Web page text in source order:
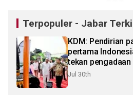
Terpopuler - Jabar
KDM: Pendirian
pertama
tekan pengadaan
Jul 30th